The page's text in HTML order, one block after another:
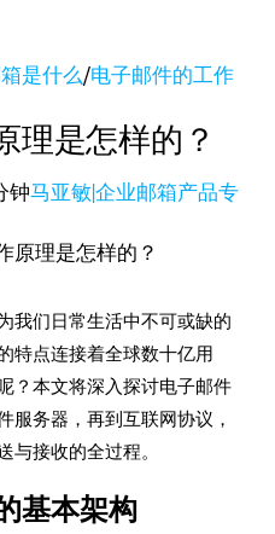
是什么/电子邮件的工作
理是怎样的？
钟马亚敏|企业邮箱产品专
我们日常生活中不可或缺的
特点连接着全球数十亿用
？本文将深入探讨电子邮件
服务器，再到互联网协议，
与接收的全过程。
基本架构